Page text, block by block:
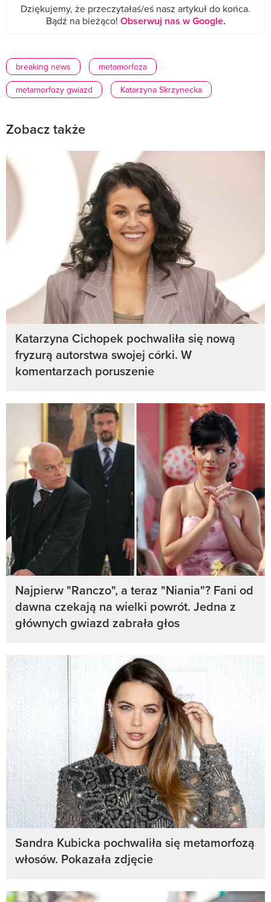
Dziękujemy, że przeczytałaś/eś nasz artykuł do końca.
Bądź na bieżąco! Obserwuj nas w Google.
breaking news
metamorfoza
metamorfozy gwiazd
Katarzyna Skrzynecka
Zobacz także
Katarzyna Cichopek pochwaliła się nową
fryzurą autorstwa swojej córki. W
komentarzach poruszenie
Najpierw "Ranczo", a teraz "Niania"? Fani od
dawna czekają na wielki powrót. Jedna z
głównych gwiazd zabrała głos
Sandra Kubicka pochwaliła się metamorfozą
włosów. Pokazała zdjęcie